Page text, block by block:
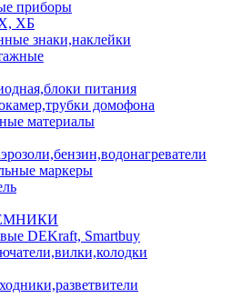
приборы
ХБ
знаки,наклейки
питания
домофона
материалы
маркеры
DEKraft, Smartbuy